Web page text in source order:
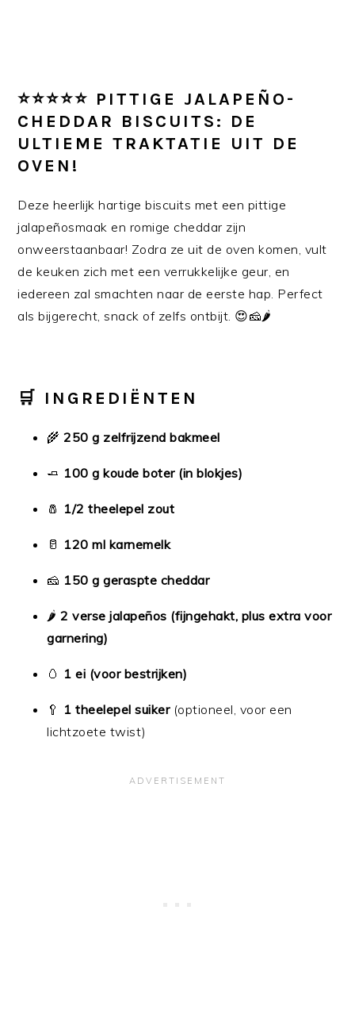
⭐⭐⭐⭐⭐ PITTIGE JALAPEÑO-
CHEDDAR BISCUITS: DE
ULTIEME TRAKTATIE UIT DE
OVEN!
Deze heerlijk hartige biscuits met een pittige
jalapeñosmaak en romige cheddar zijn
onweerstaanbaar! Zodra ze uit de oven komen, vult
de keuken zich met een verrukkelijke geur, en
iedereen zal smachten naar de eerste hap. Perfect
als bijgerecht, snack of zelfs ontbijt. 😍🧀🌶️
🛒 INGREDIËNTEN
🌾250 g zelfrijzend bakmeel
🧈 100 g koude boter (in blokjes)
🧂 1/2 theelepel zout
🥛 120 ml karnemelk
🧀 150 g geraspte cheddar
🌶️2 verse jalapeños (fijngehakt, plus extra voor
garnering)
🥚 1 ei (voor bestrijken)
🥄 1 theelepel suiker(optioneel, voor een
lichtzoete twist)